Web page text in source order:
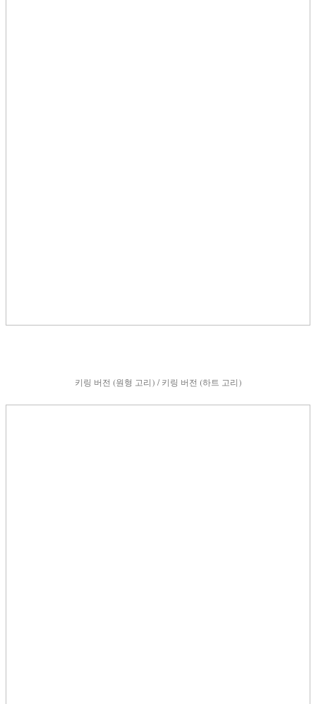
키링 버전 (원형 고리) / 키링 버전 (하트 고리)